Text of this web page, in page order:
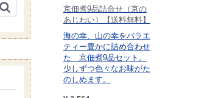
京佃煮9品詰合せ（京の
あじわい）【送料無料】
海の幸、山の幸をバラエ
ティー豊かに詰め合わせ
た 京佃煮9品セット。
少しずつ色々なお味がた
のしめます。